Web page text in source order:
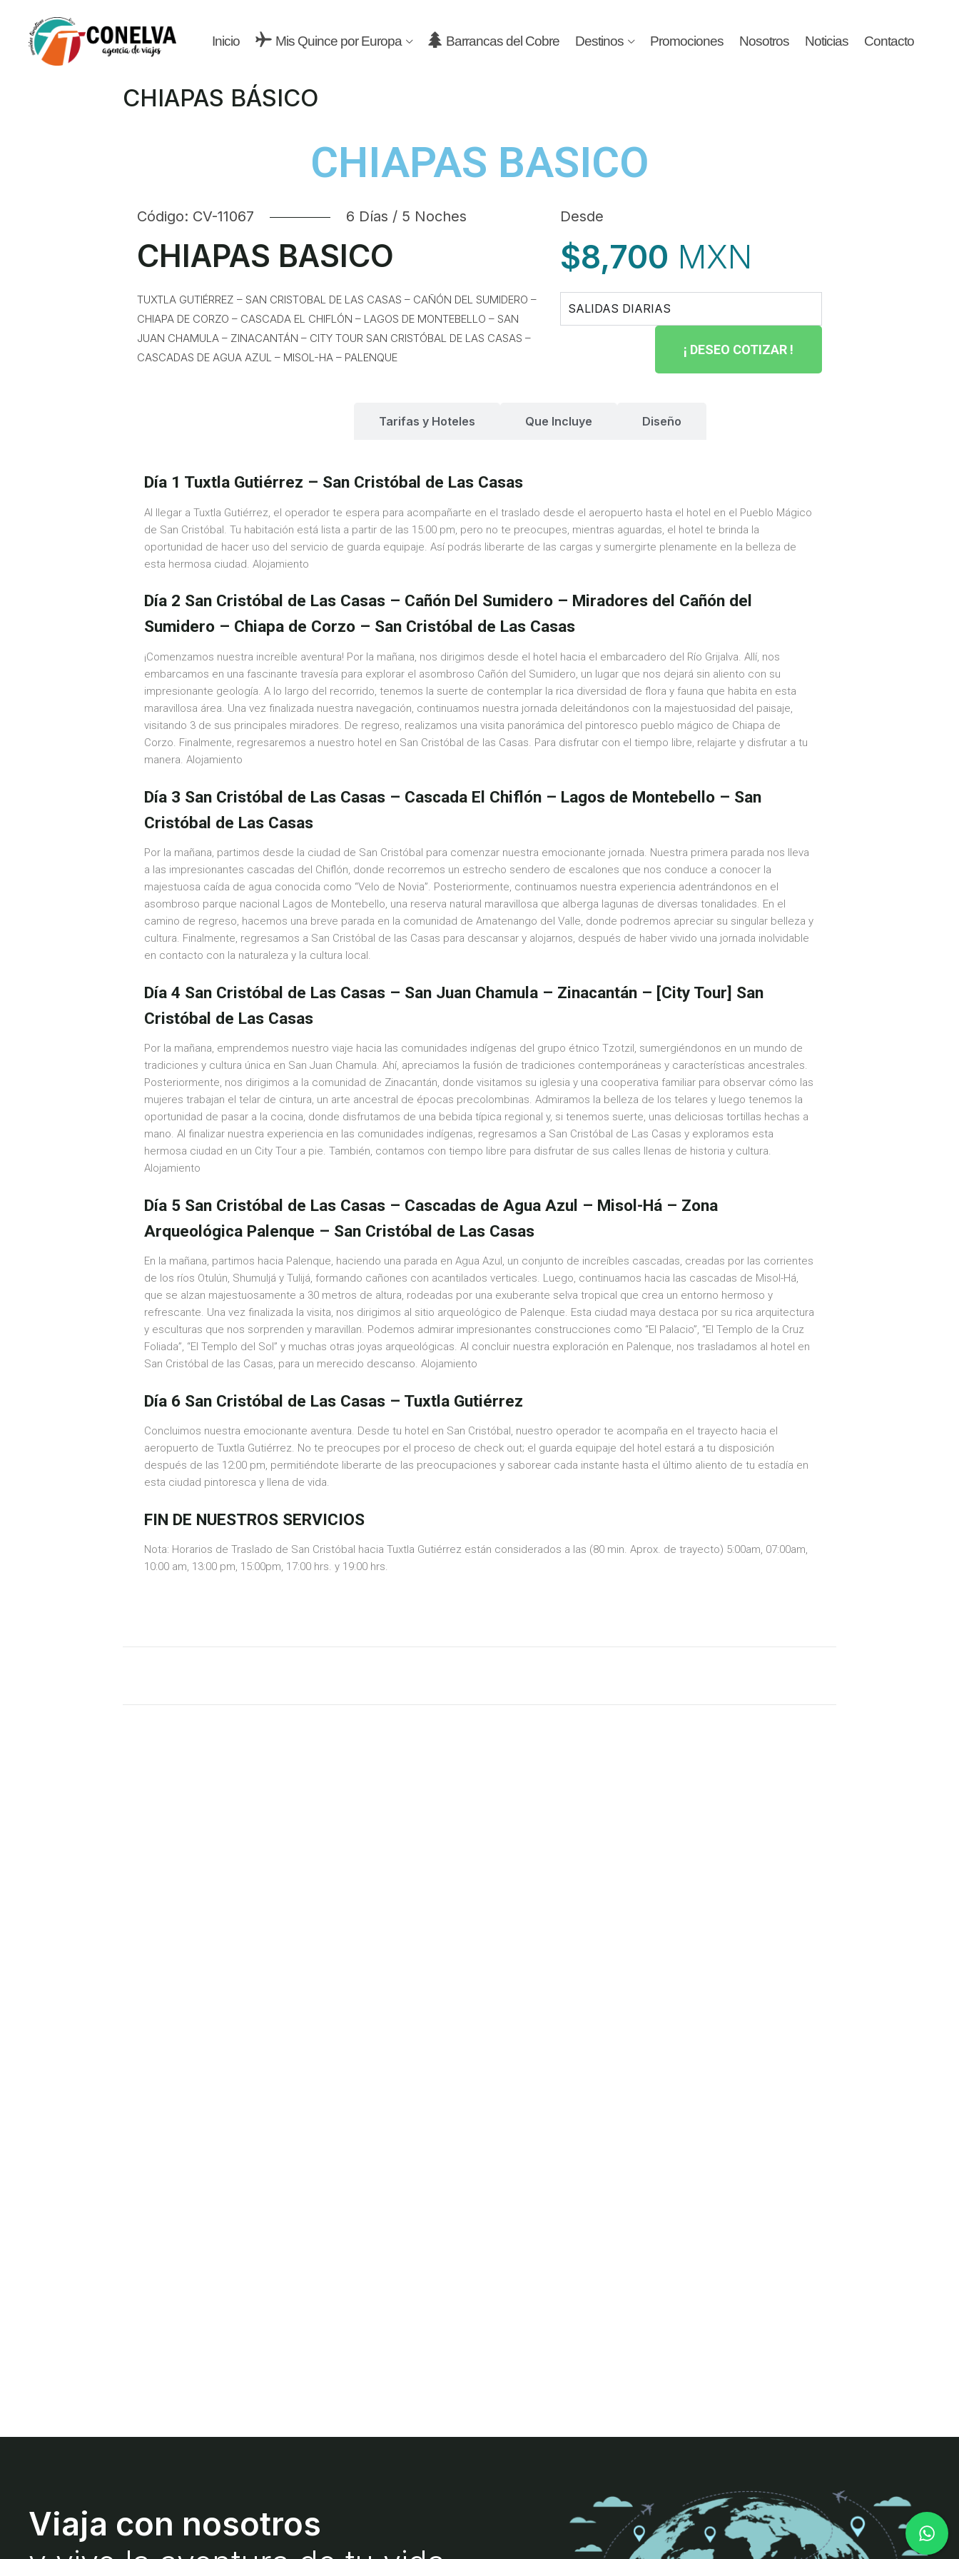
Inicio Mis Quince por Europa Barrancas del Cobre Destinos Promociones Nosotros Noticias Contacto
CHIAPAS BÁSICO
CHIAPAS BASICO
Código: CV-11067 6 Días / 5 Noches
CHIAPAS BASICO
TUXTLA GUTIÉRREZ – SAN CRISTOBAL DE LAS CASAS – CAÑÓN DEL SUMIDERO –
CHIAPA DE CORZO – CASCADA EL CHIFLÓN – LAGOS DE MONTEBELLO – SAN
JUAN CHAMULA – ZINACANTÁN – CITY TOUR SAN CRISTÓBAL DE LAS CASAS –
CASCADAS DE AGUA AZUL – MISOL-HA – PALENQUE
Desde
$8,700 MXN
SALIDAS DIARIAS
¡ DESEO COTIZAR !
Tarifas y Hoteles Que Incluye Diseño
Día 1 Tuxtla Gutiérrez – San Cristóbal de Las Casas
Al llegar a Tuxtla Gutiérrez, el operador te espera para acompañarte en el traslado desde el aeropuerto hasta el hotel en el Pueblo Mágico
de San Cristóbal. Tu habitación está lista a partir de las 15:00 pm, pero no te preocupes, mientras aguardas, el hotel te brinda la
oportunidad de hacer uso del servicio de guarda equipaje. Así podrás liberarte de las cargas y sumergirte plenamente en la belleza de
esta hermosa ciudad. Alojamiento
Día 2 San Cristóbal de Las Casas – Cañón Del Sumidero – Miradores del Cañón del
Sumidero – Chiapa de Corzo – San Cristóbal de Las Casas
¡Comenzamos nuestra increíble aventura! Por la mañana, nos dirigimos desde el hotel hacia el embarcadero del Río Grijalva. Allí, nos
embarcamos en una fascinante travesía para explorar el asombroso Cañón del Sumidero, un lugar que nos dejará sin aliento con su
impresionante geología. A lo largo del recorrido, tenemos la suerte de contemplar la rica diversidad de flora y fauna que habita en esta
maravillosa área. Una vez finalizada nuestra navegación, continuamos nuestra jornada deleitándonos con la majestuosidad del paisaje,
visitando 3 de sus principales miradores. De regreso, realizamos una visita panorámica del pintoresco pueblo mágico de Chiapa de
Corzo. Finalmente, regresaremos a nuestro hotel en San Cristóbal de las Casas. Para disfrutar con el tiempo libre, relajarte y disfrutar a tu
manera. Alojamiento
Día 3 San Cristóbal de Las Casas – Cascada El Chiflón – Lagos de Montebello – San
Cristóbal de Las Casas
Por la mañana, partimos desde la ciudad de San Cristóbal para comenzar nuestra emocionante jornada. Nuestra primera parada nos lleva
a las impresionantes cascadas del Chiflón, donde recorremos un estrecho sendero de escalones que nos conduce a conocer la
majestuosa caída de agua conocida como “Velo de Novia”. Posteriormente, continuamos nuestra experiencia adentrándonos en el
asombroso parque nacional Lagos de Montebello, una reserva natural maravillosa que alberga lagunas de diversas tonalidades. En el
camino de regreso, hacemos una breve parada en la comunidad de Amatenango del Valle, donde podremos apreciar su singular belleza y
cultura. Finalmente, regresamos a San Cristóbal de las Casas para descansar y alojarnos, después de haber vivido una jornada inolvidable
en contacto con la naturaleza y la cultura local.
Día 4 San Cristóbal de Las Casas – San Juan Chamula – Zinacantán – [City Tour] San
Cristóbal de Las Casas
Por la mañana, emprendemos nuestro viaje hacia las comunidades indígenas del grupo étnico Tzotzil, sumergiéndonos en un mundo de
tradiciones y cultura única en San Juan Chamula. Ahí, apreciamos la fusión de tradiciones contemporáneas y características ancestrales.
Posteriormente, nos dirigimos a la comunidad de Zinacantán, donde visitamos su iglesia y una cooperativa familiar para observar cómo las
mujeres trabajan el telar de cintura, un arte ancestral de épocas precolombinas. Admiramos la belleza de los telares y luego tenemos la
oportunidad de pasar a la cocina, donde disfrutamos de una bebida típica regional y, si tenemos suerte, unas deliciosas tortillas hechas a
mano. Al finalizar nuestra experiencia en las comunidades indígenas, regresamos a San Cristóbal de Las Casas y exploramos esta
hermosa ciudad en un City Tour a pie. También, contamos con tiempo libre para disfrutar de sus calles llenas de historia y cultura.
Alojamiento
Día 5 San Cristóbal de Las Casas – Cascadas de Agua Azul – Misol-Há – Zona
Arqueológica Palenque – San Cristóbal de Las Casas
En la mañana, partimos hacia Palenque, haciendo una parada en Agua Azul, un conjunto de increíbles cascadas, creadas por las corrientes
de los ríos Otulún, Shumuljá y Tulijá, formando cañones con acantilados verticales. Luego, continuamos hacia las cascadas de Misol-Há,
que se alzan majestuosamente a 30 metros de altura, rodeadas por una exuberante selva tropical que crea un entorno hermoso y
refrescante. Una vez finalizada la visita, nos dirigimos al sitio arqueológico de Palenque. Esta ciudad maya destaca por su rica arquitectura
y esculturas que nos sorprenden y maravillan. Podemos admirar impresionantes construcciones como “El Palacio”, “El Templo de la Cruz
Foliada”, “El Templo del Sol” y muchas otras joyas arqueológicas. Al concluir nuestra exploración en Palenque, nos trasladamos al hotel en
San Cristóbal de las Casas, para un merecido descanso. Alojamiento
Día 6 San Cristóbal de Las Casas – Tuxtla Gutiérrez
Concluimos nuestra emocionante aventura. Desde tu hotel en San Cristóbal, nuestro operador te acompaña en el trayecto hacia el
aeropuerto de Tuxtla Gutiérrez. No te preocupes por el proceso de check out; el guarda equipaje del hotel estará a tu disposición
después de las 12:00 pm, permitiéndote liberarte de las preocupaciones y saborear cada instante hasta el último aliento de tu estadía en
esta ciudad pintoresca y llena de vida.
FIN DE NUESTROS SERVICIOS
Nota: Horarios de Traslado de San Cristóbal hacia Tuxtla Gutiérrez están considerados a las (80 min. Aprox. de trayecto) 5:00am, 07:00am,
10:00 am, 13:00 pm, 15:00pm, 17:00 hrs. y 19:00 hrs.